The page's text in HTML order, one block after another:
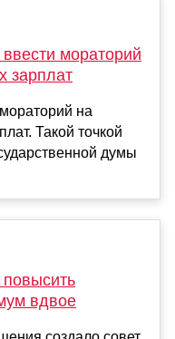
мораторий
зарплат
на
Такой точкой
думы
вдвое